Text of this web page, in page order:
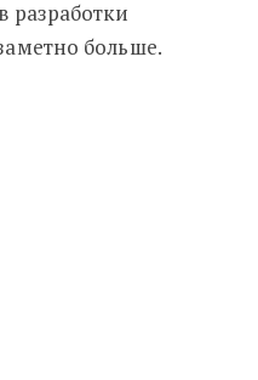
разработки
больше.